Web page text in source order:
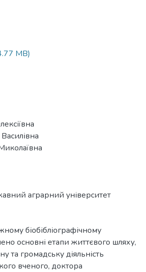
MB)
аграрний університет
біобібліографічному
основні етапи життєвого шляху,
та громадську діяльність
вченого, доктора